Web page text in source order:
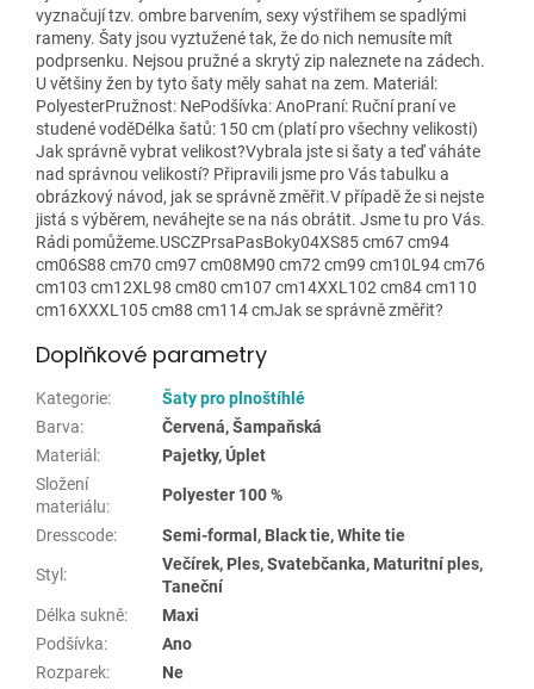
vyznačují tzv. ombre barvením, sexy výstřihem se spadlými
rameny. Šaty jsou vyztužené tak, že do nich nemusíte mít
podprsenku. Nejsou pružné a skrytý zip naleznete na zádech.
U většiny žen by tyto šaty měly sahat na zem. Materiál:
PolyesterPružnost: NePodšívka: AnoPraní: Ruční praní ve
studené voděDélka šatů: 150 cm (platí pro všechny velikosti)
Jak správně vybrat velikost?Vybrala jste si šaty a teď váháte
nad správnou velikostí? Připravili jsme pro Vás tabulku a
obrázkový návod, jak se správně změřit.V případě že si nejste
jistá s výběrem, neváhejte se na nás obrátit. Jsme tu pro Vás.
Rádi pomůžeme.USCZPrsaPasBoky04XS85 cm67 cm94
cm06S88 cm70 cm97 cm08M90 cm72 cm99 cm10L94 cm76
cm103 cm12XL98 cm80 cm107 cm14XXL102 cm84 cm110
cm16XXXL105 cm88 cm114 cmJak se správně změřit?
Doplňkové parametry
Kategorie:
Šaty pro plnoštíhlé
Barva:
Červená, Šampaňská
Materiál :
Pajetky, Úplet
Složení
materiálu:
Polyester 100 %
Dresscode: Semi-formal, Black tie, White tie
Styl :
Večírek, Ples, Svatebčanka, Maturitní ples,
Taneční
Délka sukně:
Maxi
Podšívka:
Ano
Rozparek:
Ne